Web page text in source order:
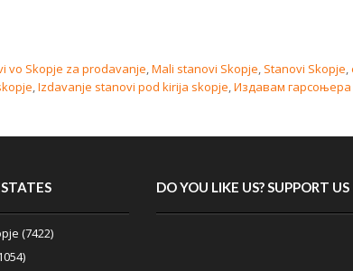
vo Skopje za prodavanje,Mali stanovi Skopje, Stanovi Skopje,
,Izdavanje stanovi pod kirija skopje,Издавам гарсоњера
(7422)
DO YOU LIKE US? SUPPORT US